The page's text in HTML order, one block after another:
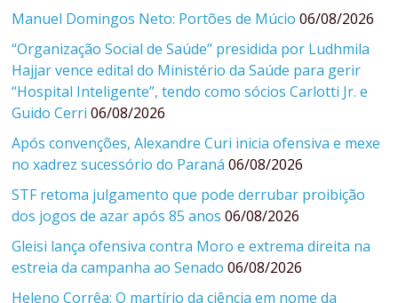
Manuel Domingos Neto: Portões de Múcio 06/08/2026
“Organização Social de Saúde” presidida por Ludhmila
Hajjar vence edital do Ministério da Saúde para gerir
“Hospital Inteligente”, tendo como sócios Carlotti Jr. e
Guido Cerri 06/08/2026
Após convenções, Alexandre Curi inicia ofensiva e mexe
no xadrez sucessório do Paraná 06/08/2026
STF retoma julgamento que pode derrubar proibição
dos jogos de azar após 85 anos 06/08/2026
Gleisi lança ofensiva contra Moro e extrema direita na
estreia da campanha ao Senado 06/08/2026
Heleno Corrêa: O martírio da ciência em nome da